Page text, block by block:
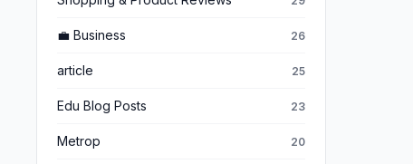
💼 Business 26
article 25
Edu Blog Posts 23
Metrop 20